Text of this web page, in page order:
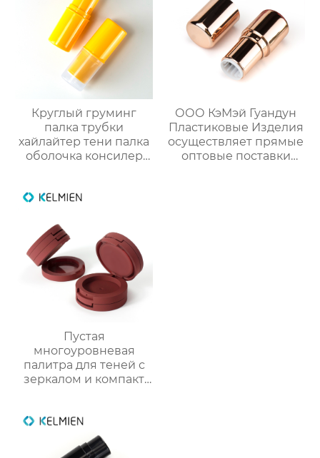
Круглый груминг
палка трубки
хайлайтер тени палка
оболочка консилер
пластик упаковка
ООО КэМэй Гуандун
Пластиковые Изделия
осуществляет прямые
оптовые поставки
Пустая
многоуровневая
палитра для теней с
зеркалом и компакт